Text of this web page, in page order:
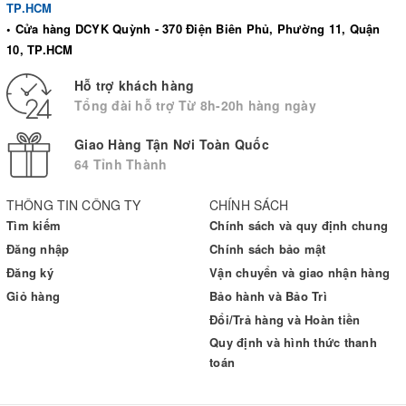
THÔNG TIN CÔNG TY
Tìm kiếm
Đăng nhập
Đăng ký
Giỏ hàng
CHÍNH SÁCH
Chính sách và quy định chung
Chính sách bảo mật
Vận chuyển và giao nhận hàng
Bảo hành và Bảo Trì
Đổi/Trả hàng và Hoàn tiền
Quy định và hình thức thanh
toán
TP.HCM
• Cửa hàng DCYK Quỳnh - 370 Điện Biên Phủ, Phường 11, Quận
10, TP.HCM
Hỗ trợ khách hàng
Tổng đài hỗ trợ Từ 8h-20h hàng ngày
Giao Hàng Tận Nơi Toàn Quốc
64 Tỉnh Thành